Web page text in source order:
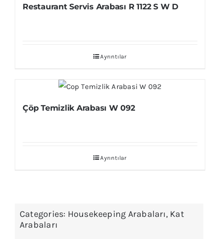
Restaurant Servis Arabası R 1122 S W D
Ayrıntılar
Çöp Temizlik Arabası W 092
Ayrıntılar
Categories: Housekeeping Arabaları, Kat
Arabaları